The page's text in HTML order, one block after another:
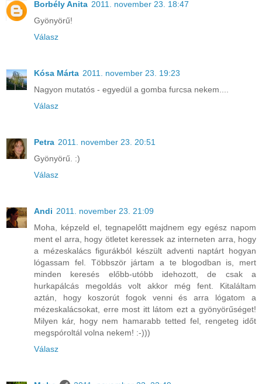
Borbély Anita 2011. november 23. 18:47
Gyönyörű!
Válasz
Kósa Márta 2011. november 23. 19:23
Nagyon mutatós - egyedül a gomba furcsa nekem....
Válasz
Petra 2011. november 23. 20:51
Gyönyörű. :)
Válasz
Andi 2011. november 23. 21:09
Moha, képzeld el, tegnapelőtt majdnem egy egész napom
ment el arra, hogy ötletet keressek az interneten arra, hogy
a mézeskalács figurákból készült adventi naptárt hogyan
lógassam fel. Többször jártam a te blogodban is, mert
minden keresés előbb-utóbb idehozott, de csak a
hurkapálcás megoldás volt akkor még fent. Kitaláltam
aztán, hogy koszorút fogok venni és arra lógatom a
mézeskalácsokat, erre most itt látom ezt a gyönyörűséget!
Milyen kár, hogy nem hamarabb tetted fel, rengeteg időt
megspóroltál volna nekem! :-)))
Válasz